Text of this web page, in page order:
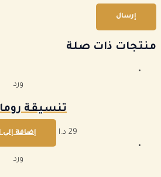
منتجات ذات صلة
ورد
تنسيقة
29 د.ا إضافة
ورد